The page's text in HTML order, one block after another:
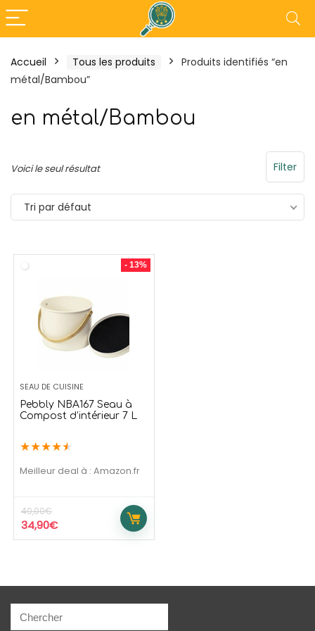
Tefal Maxi Plancha XXL –
169,99 139,99€
Offre temporaire
Accueil Tous les produits
Produits identifiés “en
métal/Bambou”
en métal/Bambou
Filter
Voici le seul résultat
Tri par défaut
- 13%
SEAU DE CUISINE
Pebbly NBA167 Seau à
Compost d’intérieur 7 L
★★★★★
Meilleur deal à : Amazon.fr
40,00€
34,90€